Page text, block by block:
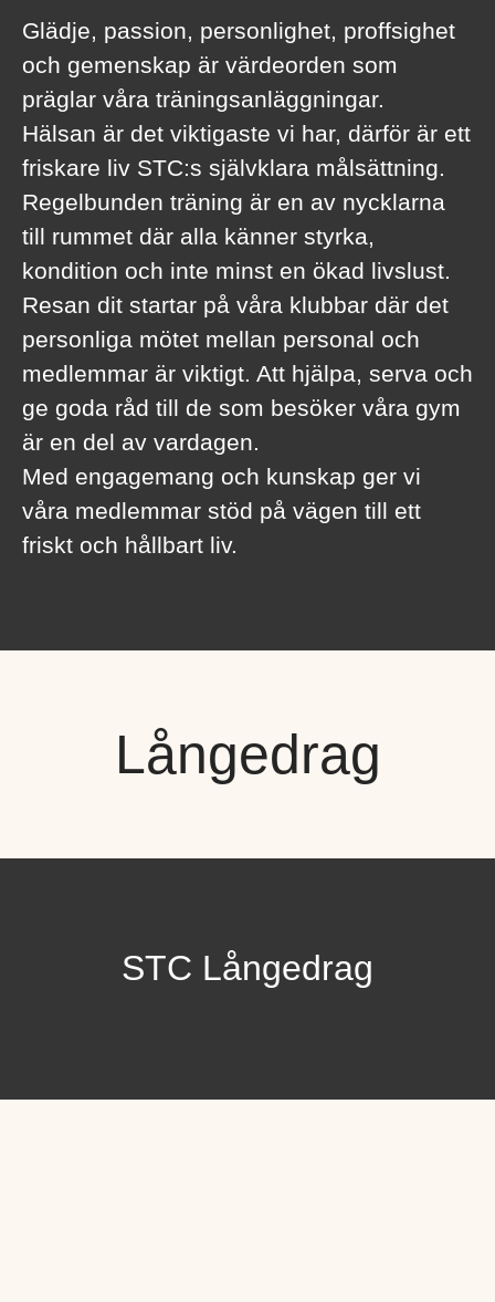
Glädje, passion, personlighet, proffsighet
och gemenskap är värdeorden som
präglar våra träningsanläggningar.
Hälsan är det viktigaste vi har, därför är ett
friskare liv STC:s självklara målsättning.
Regelbunden träning är en av nycklarna
till rummet där alla känner styrka,
kondition och inte minst en ökad livslust.
Resan dit startar på våra klubbar där det
personliga mötet mellan personal och
medlemmar är viktigt. Att hjälpa, serva och
ge goda råd till de som besöker våra gym
är en del av vardagen.
Med engagemang och kunskap ger vi
våra medlemmar stöd på vägen till ett
friskt och hållbart liv.
Långedrag
STC Långedrag